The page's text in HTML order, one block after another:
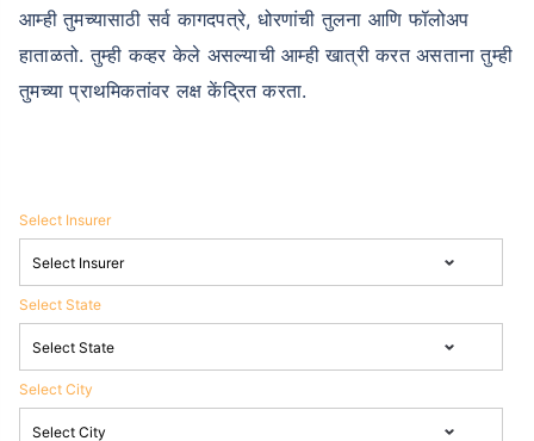
आम्ही तुमच्यासाठी सर्व कागदपत्रे, धोरणांची तुलना आणि फॉलोअप
हाताळतो. तुम्ही कव्हर केले असल्याची आम्ही खात्री करत असताना तुम्ही
तुमच्या प्राथमिकतांवर लक्ष केंद्रित करता.
Select Insurer
Select State
Select City